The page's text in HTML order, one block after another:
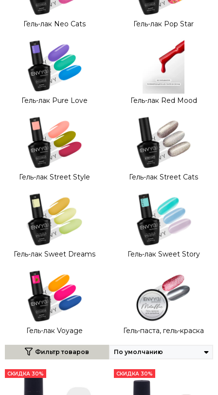
Гель-лак Neo Cats Гель-лак Pop Star
Гель-лак Pure Love Гель-лак Red Mood
Гель-лак Street Style Гель-лак Street Cats
Гель-лак Sweet Dreams Гель-лак Sweet Story
Гель-лак Voyage Гель-паста, гель-краска
Фильтр товаров
СКИДКА 30% СКИДКА 30%